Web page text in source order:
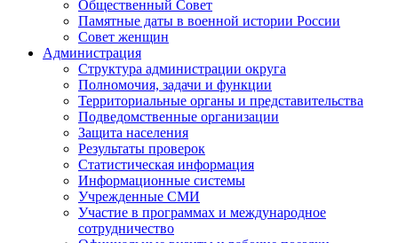
Общественный Совет
Памятные даты в военной истории России
Совет женщин
Администрация
Структура администрации округа
Полномочия, задачи и функции
Территориальные органы и представительства
Подведомственные организации
Защита населения
Результаты проверок
Статистическая информация
Информационные системы
Учрежденные СМИ
Участие в программах и международное
сотрудничество